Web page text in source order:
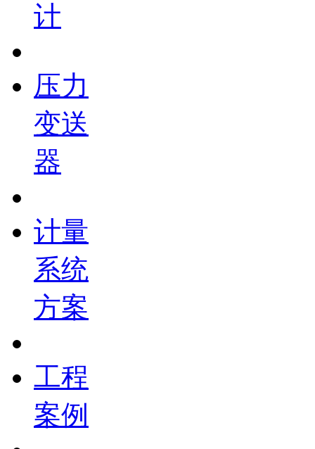
计
压力
变送
器
计量
系统
方案
工程
案例